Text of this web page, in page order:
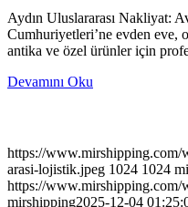
Aydın Uluslararası Nakliyat:
Cumhuriyetleri’ne evden eve,
antika ve özel ürünler için
Devamını Oku
https://www.mirshipping.com/
arasi-lojistik.jpeg 1024 1024
https://www.mirshipping.com/
mirshipping2025-12-04